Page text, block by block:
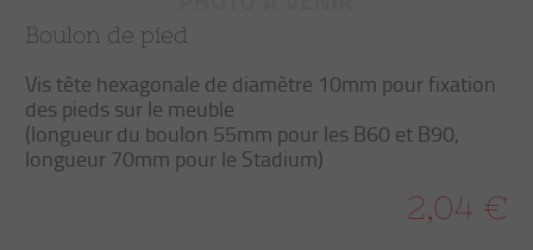
Boulon de pied
Vis tête hexagonale de diamètre 10mm pour fixation
des pieds sur le meuble
(longueur du boulon 55mm pour les B60 et B90,
longueur 70mm pour le Stadium)
2,04 €